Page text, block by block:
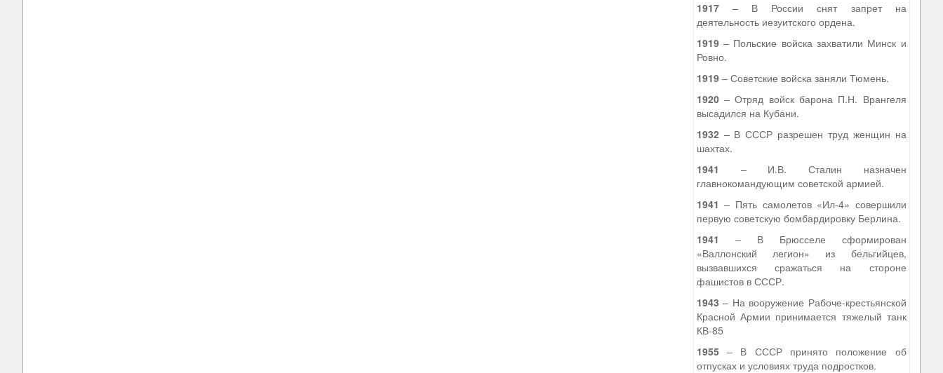
1917– В России снят запрет на
деятельность иезуитского ордена.
1919– Польские войска захватили Минск и
Ровно.
1919– Советские войска заняли Тюмень.
1920– Отряд войск барона П.Н. Врангеля
высадился на Кубани.
1932– В СССР разрешен труд женщин на
шахтах.
1941 – И.В. Сталин назначен
главнокомандующим советской армией.
1941 – Пять самолетов «Ил-4» совершили
первую советскую бомбардировку Берлина.
1941 – В Брюсселе сформирован
«Валлонский легион» из бельгийцев,
вызвавшихся сражаться на стороне
фашистов в СССР.
1943 – На вооружение Рабоче-крестьянской
Красной Армии принимается тяжелый танк
КВ-85
1955– В СССР принято положение об
отпусках и условиях труда подростков.